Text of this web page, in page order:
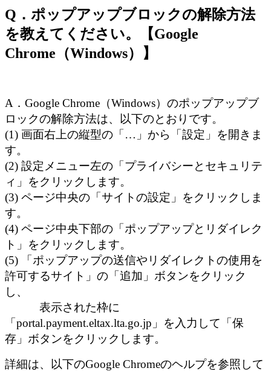
Q．ポップアップブロックの解除方法
を教えてください。【Google
Chrome（Windows）】
A．Google Chrome（Windows）のポップアップブ
ロックの解除方法は、以下のとおりです。
(1) 画面右上の縦型の「…」から「設定」を開きま
す。
(2) 設定メニュー左の「プライバシーとセキュリテ
ィ」をクリックします。
(3) ページ中央の「サイトの設定」をクリックしま
す。
(4) ページ中央下部の「ポップアップとリダイレク
ト」をクリックします。
(5) 「ポップアップの送信やリダイレクトの使用を
許可するサイト」の「追加」ボタンをクリック
し、
表示された枠に
「portal.payment.eltax.lta.go.jp」を入力して「保
存」ボタンをクリックします。
詳細は、以下のGoogle Chromeのヘルプを参照して